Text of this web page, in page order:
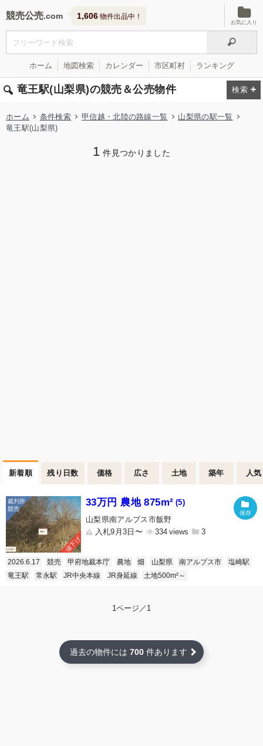
競売公売 1,606 物件出品中！
お気に入り
ホーム 地図検索 カレンダー 市区町村 ランキング
竜王駅(山梨県)の競売＆公売物件
ホーム 条件検索 甲信越・北陸の路線一覧
山梨県の駅一覧
竜王駅(山梨県)
1 件見つかりました
新着順 残り日数 価格 広さ 土地 築年 人気
値下げ
33万円 農地 875m² (5)
山梨県南アルプス市飯野
入札9月3日〜
334 3
2026.6.17 競売 甲府地裁本庁 農地 畑 山梨県 南アルプス市
塩崎駅
竜王駅
常永駅 JR中央本線 JR身延線 土地500m²～
1ページ／1
過去の物件には 700 件あります